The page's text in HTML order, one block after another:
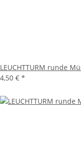
LEUCHTTURM runde
4,50 € *